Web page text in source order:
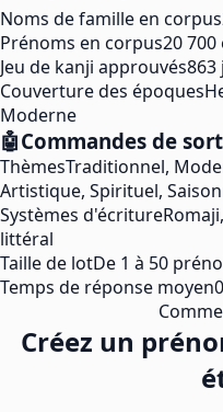
Noms de famille en corpus
Prénoms en corpus20
Jeu de kanji approuvés863
Couverture des époques
Moderne
🤖Commandes de
ThèmesTraditionnel,
Artistique, Spirituel,
Systèmes d'écriture
littéral
Taille de lotDe 1 à 50
Temps de réponse moyen
Créez un